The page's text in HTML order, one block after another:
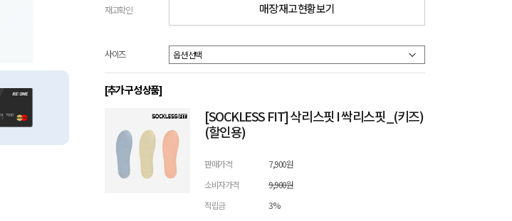
재고확인 매장 재고 현황 보기
사이즈
[추가 구성 상품]
[SOCKLESS FIT] 삭리스핏 I 싹리스핏_(키즈)
(할인용)
판매가격
7,900원
소비자가격
9,900원
적립금
3%